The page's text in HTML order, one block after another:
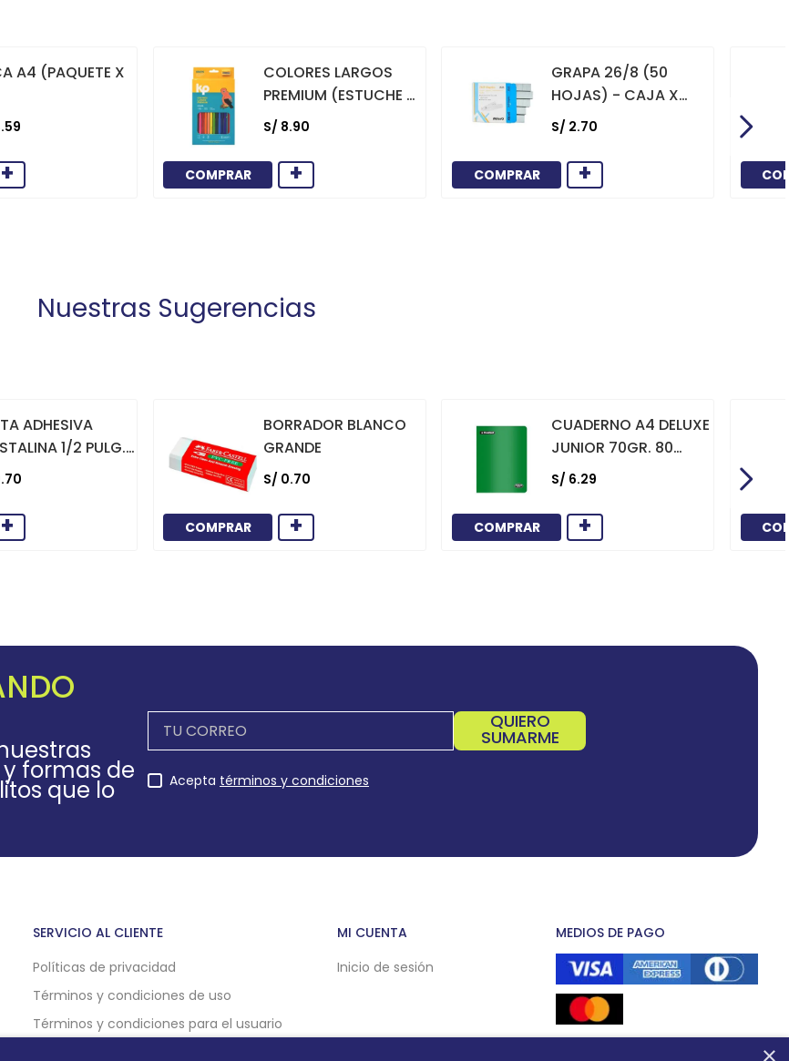
A4 (PAQUETE X
.59
+
COLORES LARGOS
PREMIUM (ESTUCHE X
12)
S/ 8.90
COMPRAR +
GRAPA 26/8 (50
HOJAS) - CAJA X
1000
S/ 2.70
COMPRAR +
Nuestras Sugerencias
ADHESIVA
1/2 PULG.
YARDAS
.70
+
BORRADOR BLANCO
GRANDE
S/ 0.70
COMPRAR +
CUADERNO A4 DELUXE
JUNIOR 70GR. 80
HOJAS
CUADRICULADO
MARCO ROJO VERDE
S/ 6.29
COMPRAR +
formas de
que lo
QUIERO
SUMARME
Acepta términos y condiciones
SERVICIO AL CLIENTE
Políticas de privacidad
Términos y condiciones de uso
Términos y condiciones para el usuario
MI CUENTA
Inicio de sesión
MEDIOS DE PAGO